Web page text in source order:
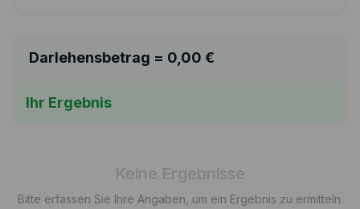
Darlehensbetrag = 0,00 €
Ihr Ergebnis
Keine Ergebnisse
Bitte erfassen Sie Ihre Angaben, um ein Ergebnis zu ermitteln.